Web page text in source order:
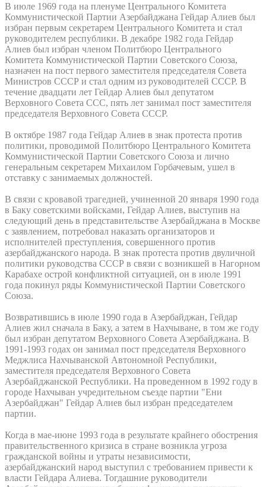
В июле 1969 года на пленуме Центрального Комитета
Коммунистической Партии Азербайджана Гейдар Алиев был
избран первым секретарем Центрального Комитета и стал
руководителем республики. В декабре 1982 года Гейдар
Алиев был избран членом Политбюро Центрального
Комитета Коммунистической Партии Советского Союза,
назначен на пост первого заместителя председателя Совета
Министров СССР и стал одним из руководителей СССР. В
течение двадцати лет Гейдар Алиев был депутатом
Верховного Совета ССС, пять лет занимал пост заместителя
председателя Верховного Совета СССР.
В октябре 1987 года Гейдар Алиев в знак протеста против
политики, проводимой Политбюро Центрального Комитета
Коммунистической Партии Советского Союза и лично
генеральным секретарем Михаилом Горбачевым, ушел в
отставку с занимаемых должностей.
В связи с кровавой трагедией, учиненной 20 января 1990 года
в Баку советскими войсками, Гейдар Алиев, выступив на
следующий день в представительстве Азербайджана в Москве
с заявлением, потребовал наказать организаторов и
исполнителей преступления, совершенного против
азербайджанского народа. В знак протеста против двуличной
политики руководства СССР в связи с возникшей в Нагорном
Карабахе острой конфликтной ситуацией, он в июле 1991
года покинул ряды Коммунистической Партии Советского
Союза.
Возвратившись в июле 1990 года в Азербайджан, Гейдар
Алиев жил сначала в Баку, а затем в Нахчыване, в том же году
был избран депутатом Верховного Совета Азербайджана. В
1991-1993 годах он занимал пост председателя Верховного
Меджлиса Нахчыванской Автономной Республики,
заместителя председателя Верховного Совета
Азербайджанской Республики. На проведенном в 1992 году в
городе Нахчыван учредительном съезде партии "Ени
Азербайджан" Гейдар Алиев был избран председателем
партии.
Когда в мае-июне 1993 года в результате крайнего обострения
правительственного кризиса в стране возникла угроза
гражданской войны и утраты независимости,
азербайджанский народ выступил с требованием привести к
власти Гейдара Алиева. Тогдашние руководители